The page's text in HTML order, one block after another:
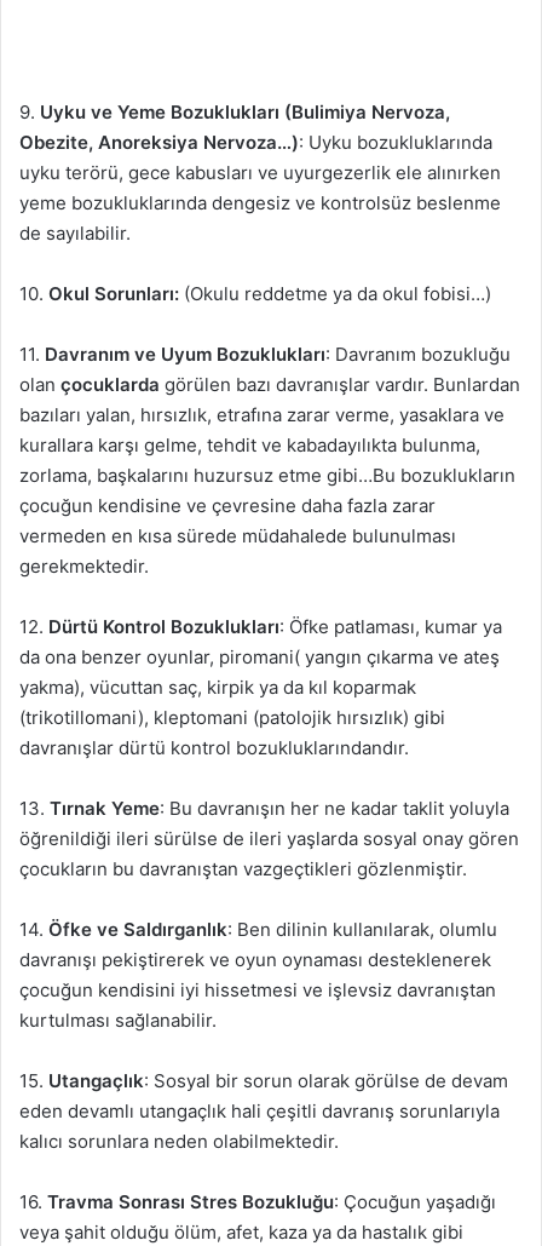
9. Uyku ve Yeme Bozuklukları (Bulimiya Nervoza,
Obezite, Anoreksiya Nervoza…): Uyku bozukluklarında
uyku terörü, gece kabusları ve uyurgezerlik ele alınırken
yeme bozukluklarında dengesiz ve kontrolsüz beslenme
de sayılabilir.
10. Okul Sorunları: (Okulu reddetme ya da okul fobisi…)
11. Davranım ve Uyum Bozuklukları: Davranım bozukluğu
olan çocuklarda görülen bazı davranışlar vardır. Bunlardan
bazıları yalan, hırsızlık, etrafına zarar verme, yasaklara ve
kurallara karşı gelme, tehdit ve kabadayılıkta bulunma,
zorlama, başkalarını huzursuz etme gibi…Bu bozuklukların
çocuğun kendisine ve çevresine daha fazla zarar
vermeden en kısa sürede müdahalede bulunulması
gerekmektedir.
12. Dürtü Kontrol Bozuklukları: Öfke patlaması, kumar ya
da ona benzer oyunlar, piromani( yangın çıkarma ve ateş
yakma), vücuttan saç, kirpik ya da kıl koparmak
(trikotillomani), kleptomani (patolojik hırsızlık) gibi
davranışlar dürtü kontrol bozukluklarındandır.
13. Tırnak Yeme: Bu davranışın her ne kadar taklit yoluyla
öğrenildiği ileri sürülse de ileri yaşlarda sosyal onay gören
çocukların bu davranıştan vazgeçtikleri gözlenmiştir.
14. Öfke ve Saldırganlık: Ben dilinin kullanılarak, olumlu
davranışı pekiştirerek ve oyun oynaması desteklenerek
çocuğun kendisini iyi hissetmesi ve işlevsiz davranıştan
kurtulması sağlanabilir.
15. Utangaçlık: Sosyal bir sorun olarak görülse de devam
eden devamlı utangaçlık hali çeşitli davranış sorunlarıyla
kalıcı sorunlara neden olabilmektedir.
16. Travma Sonrası Stres Bozukluğu: Çocuğun yaşadığı
veya şahit olduğu ölüm, afet, kaza ya da hastalık gibi